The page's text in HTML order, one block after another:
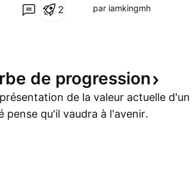
2
l’ouverture. S’il
par iamkingmh
de progression
de la valeur actuelle
pense qu'il vaudra à l'avenir.